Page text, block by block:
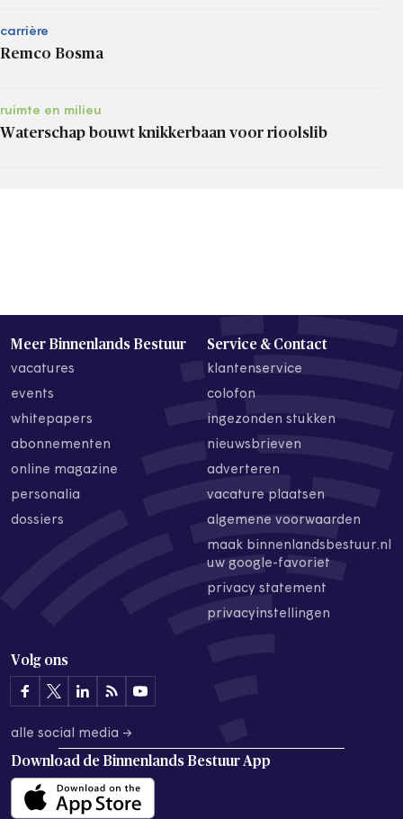
carrière
Remco Bosma
ruimte en milieu
Waterschap bouwt knikkerbaan voor rioolslib
Meer Binnenlands Bestuur
vacatures
events
whitepapers
abonnementen
online magazine
personalia
dossiers
Service & Contact
klantenservice
colofon
ingezonden stukken
nieuwsbrieven
adverteren
vacature plaatsen
algemene voorwaarden
maak binnenlandsbestuur.nl
uw google-favoriet
privacy statement
privacyinstellingen
Volg ons
alle social media →
Download de Binnenlands Bestuur App